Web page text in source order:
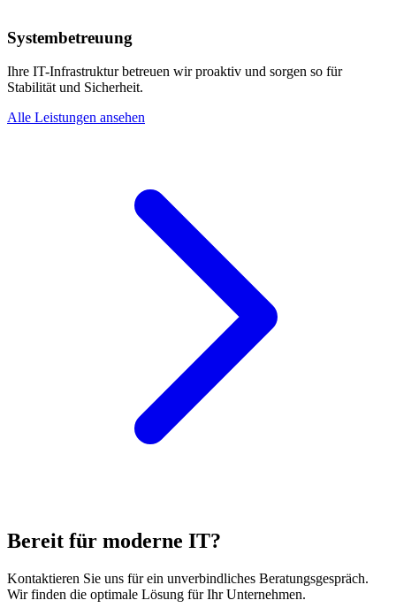
Systembetreuung
Ihre IT-Infrastruktur betreuen wir proaktiv und sorgen so für
Stabilität und Sicherheit.
Alle Leistungen ansehen
Bereit für moderne IT?
Kontaktieren Sie uns für ein unverbindliches Beratungsgespräch.
Wir finden die optimale Lösung für Ihr Unternehmen.